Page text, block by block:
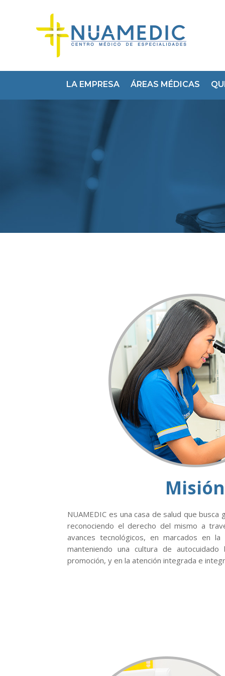
LA EMPRESA ÁREAS MÉDICAS
Misión
NUAMEDIC es una casa de salud que busca
reconociendo el derecho del mismo a
avances tecnológicos, en marcados en
manteniendo una cultura de
promoción, y en la atención integrada e